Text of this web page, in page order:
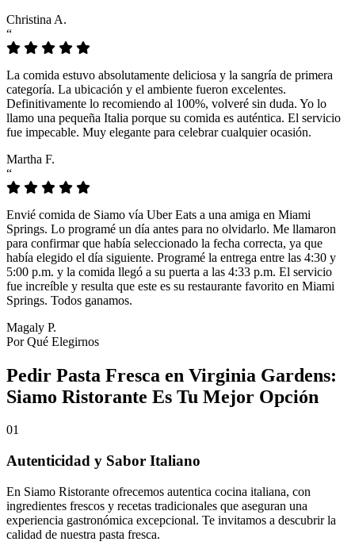
Christina A.
“
La comida estuvo absolutamente deliciosa y la sangría de primera
categoría. La ubicación y el ambiente fueron excelentes.
Definitivamente lo recomiendo al 100%, volveré sin duda. Yo lo
llamo una pequeña Italia porque su comida es auténtica. El servicio
fue impecable. Muy elegante para celebrar cualquier ocasión.
Martha F.
“
Envié comida de Siamo vía Uber Eats a una amiga en Miami
Springs. Lo programé un día antes para no olvidarlo. Me llamaron
para confirmar que había seleccionado la fecha correcta, ya que
había elegido el día siguiente. Programé la entrega entre las 4:30 y
5:00 p.m. y la comida llegó a su puerta a las 4:33 p.m. El servicio
fue increíble y resulta que este es su restaurante favorito en Miami
Springs. Todos ganamos.
Magaly P.
Por Qué Elegirnos
Pedir Pasta Fresca en Virginia Gardens:
Siamo Ristorante Es Tu Mejor Opción
01
Autenticidad y Sabor Italiano
En Siamo Ristorante ofrecemos autentica cocina italiana, con
ingredientes frescos y recetas tradicionales que aseguran una
experiencia gastronómica excepcional. Te invitamos a descubrir la
calidad de nuestra pasta fresca.